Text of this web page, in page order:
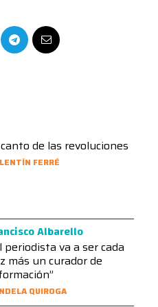
de las revoluciones
FERRÉ
Albarello
periodista va a ser cada
más un curador de
QUIROGA